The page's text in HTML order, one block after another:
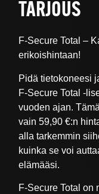
TARJOUS
F-Secure Total –
erikoishintaan!
Pidä tietokoneesi
F-Secure Total -
vuoden ajan.
vain 59,90 €:n
alla tarkemmin
kuinka se voi
elämääsi.
F-Secure Total on